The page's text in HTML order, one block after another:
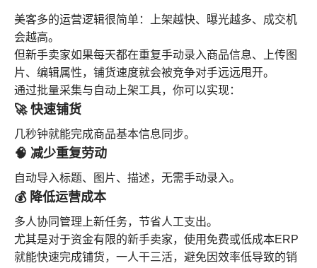
美客多的运营逻辑很简单：上架越快、曝光越多、成交机
会越高。
但新手卖家如果每天都在重复手动录入商品信息、上传图
片、编辑属性，铺货速度就会被竞争对手远远甩开。
通过批量采集与自动上架工具，你可以实现：
🚀 快速铺货
几秒钟就能完成商品基本信息同步。
🧠 减少重复劳动
自动导入标题、图片、描述，无需手动录入。
💰 降低运营成本
多人协同管理上新任务，节省人工支出。
尤其是对于资金有限的新手卖家，使用免费或低成本ERP
就能快速完成铺货，一人干三活，避免因效率低导致的销